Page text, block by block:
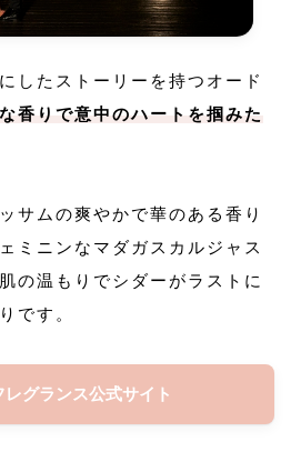
したストーリーを持つオード
香りで意中のハートを掴みた
サムの爽やかで華のある香り
ミニンなマダガスカルジャス
の温もりでシダーがラストに
です。
レグランス公式サイト